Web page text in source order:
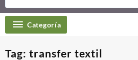
Categoría
Tag: transfer textil